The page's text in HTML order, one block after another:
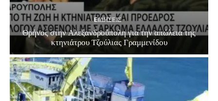
EΙΔΗΣΕΙΣ
Θρήνος στην Αλεξανδρούπολη για την απώλεια της
κτηνιάτρου Τζούλιας Γραμμενίδου